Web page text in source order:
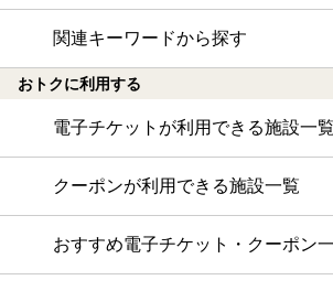
関連キーワードから探す
おトクに利用する
電子チケットが利用できる施設一覧
クーポンが利用できる施設一覧
おすすめ電子チケット・クーポン